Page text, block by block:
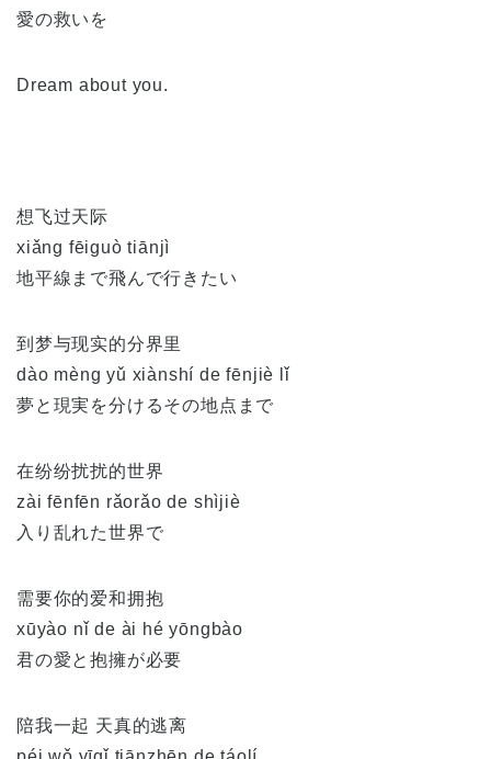
愛の救いを
Dream about you.
想飞过天际
xiǎng fēiguò tiānjì
地平線まで飛んで行きたい
到梦与现实的分界里
dào mèng yǔ xiànshí de fēnjiè lǐ
夢と現実を分けるその地点まで
在纷纷扰扰的世界
zài fēnfēn rǎorǎo de shìjiè
入り乱れた世界で
需要你的爱和拥抱
xūyào nǐ de ài hé yōngbào
君の愛と抱擁が必要
陪我一起 天真的逃离